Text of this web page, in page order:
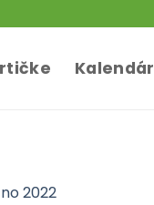
Kalendár
2022